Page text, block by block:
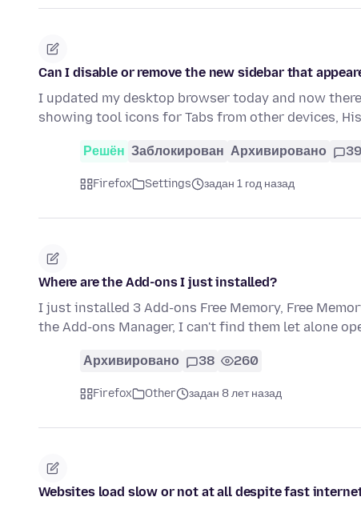
Can I disable or remove the new sidebar that
I updated my desktop browser today and now
showing tool icons for Tabs from other devices,
Решён Заблокирован Архивировано 39
Firefox Settings задан 1 год назад
Where are the Add-ons I just installed?
I just installed 3 Add-ons Free Memory, Free
the Add-ons Manager, I can't find them let alone
Архивировано 38 260
Firefox Other задан 8 лет назад
Websites load slow or not at all despite fast